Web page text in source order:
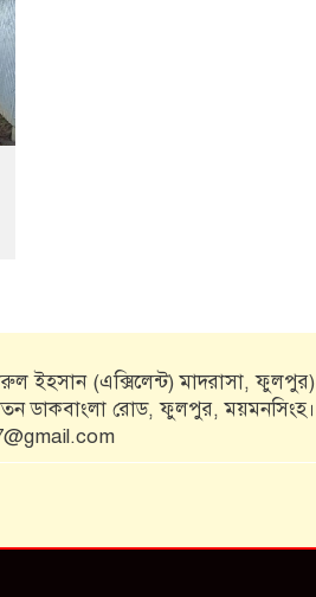
ইহসান (এক্সিলেন্ট) মাদরাসা, ফুলপুর)
ডাকবাংলা রোড, ফুলপুর, ময়মনসিংহ।